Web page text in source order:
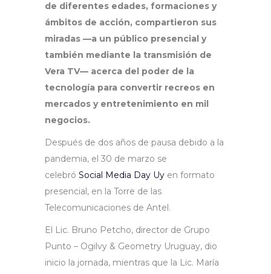
de diferentes edades, formaciones y
ámbitos de acción, compartieron sus
miradas —a un público presencial y
también mediante la transmisión de
Vera TV— acerca del poder de la
tecnología para convertir recreos en
mercados y entretenimiento en mil
negocios.
Después de dos años de pausa debido a la
pandemia, el 30 de marzo se
celebró Social Media Day Uy en formato
presencial, en la Torre de las
Telecomunicaciones de Antel.
El Lic. Bruno Petcho, director de Grupo
Punto – Ogilvy & Geometry Uruguay, dio
inicio la jornada, mientras que la Lic. María